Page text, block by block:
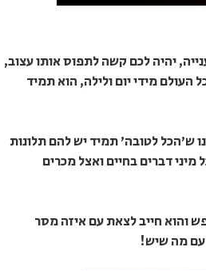
יהיה לכם קשה לתפוס אותו עצוב,
מידי יום ולילה, הוא תמיד
ש'הכל לטובה' תמיד יש להם תלונות
דברים בחיים ואצל מכרים
והוא חייב לצאת עם איזה מסר
עם מה שיש!